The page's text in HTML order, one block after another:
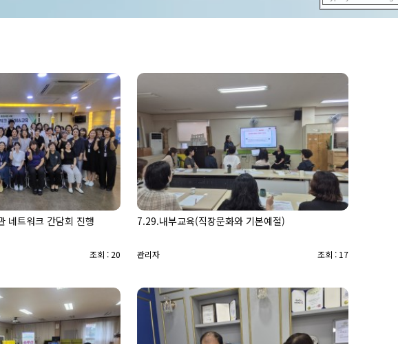
네트워크 간담회 진행
조회 : 20
7.29.내부교육(직장문화와 기본예절)
관리자 조회 : 17